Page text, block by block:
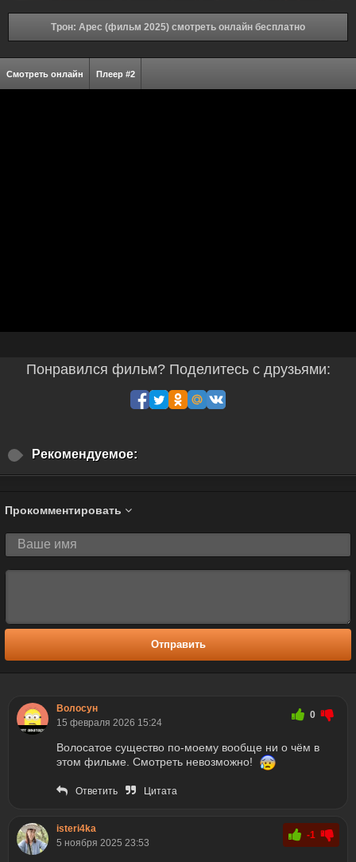
Трон: Арес (фильм 2025) смотреть онлайн бесплатно
Смотреть онлайн Плеер #2
Понравился фильм? Поделитесь с друзьями:
Рекомендуемое:
Прокомментировать
Отправить
Волосун
15 февраля 2026 15:24
0
Волосатое существо по-моему вообще ни о чём в
этом фильме. Смотреть невозможно!
Ответить Цитата
isteri4ka
5 ноября 2025 23:53
-1